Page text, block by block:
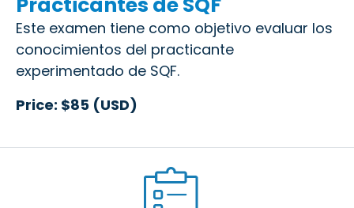
Este examen tiene como objetivo evaluar los
conocimientos del practicante
experimentado de SQF.
Price: $85 (USD)